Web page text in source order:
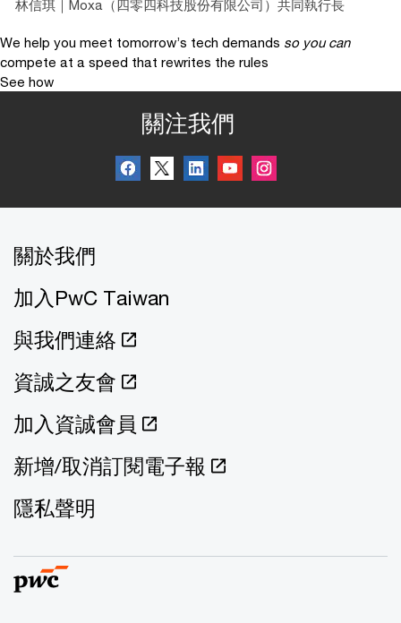
林信琪｜Moxa（四零四科技股份有限公司）共同執行長
We help you meet tomorrow’s tech demands so you can
compete at a speed that rewrites the rules
See how
關注我們
關於我們
加入PwC Taiwan
與我們連絡
資誠之友會
加入資誠會員
新增/取消訂閱電子報
隱私聲明